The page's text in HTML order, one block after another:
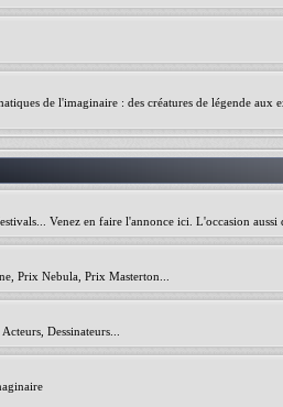
de l'imaginaire : des créatures de légende aux
Venez en faire l'annonce ici. L'occasion aussi
Prix Nebula, Prix Masterton...
Dessinateurs...